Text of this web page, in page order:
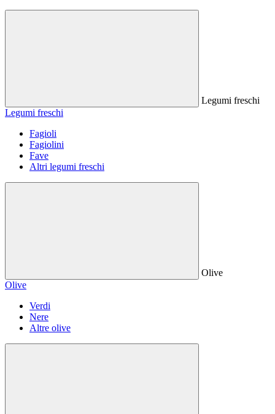
Legumi freschi
Legumi freschi
Fagioli
Fagiolini
Fave
Altri legumi freschi
Olive
Olive
Verdi
Nere
Altre olive